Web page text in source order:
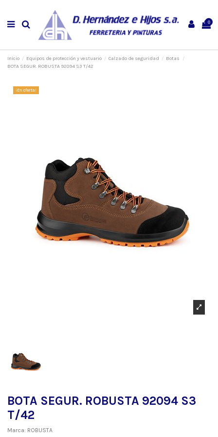
0
Inicio Equipos de protección y vestuario Calzado de seguridad
Botas
BOTA SEGUR. ROBUSTA 92094 S3 T/42
¡En oferta!
BOTA SEGUR. ROBUSTA 92094 S3
T/42
Marca: ROBUSTA